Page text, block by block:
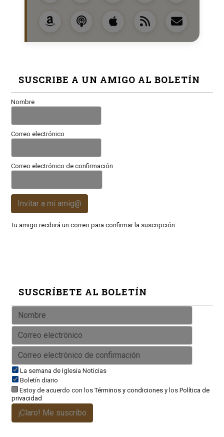
SUSCRIBE A UN AMIGO AL BOLETÍN
Nombre
Correo electrónico
Correo electrónico de confirmación
Invitar a mi amig@
Tu amigo recibirá un correo para confirmar la suscripción.
SUSCRÍBETE AL BOLETÍN
La semana de Iglesia Noticias
Boletín diario
Estoy de acuerdo con losTérminos y condicionesy los Política de
privacidad
¡Claro! Me suscribo